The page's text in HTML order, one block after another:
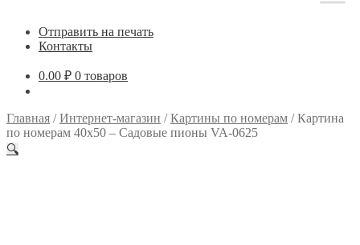
Отправить на печать
Контакты
0.00 ₽ 0 товаров
Главная /Интернет-магазин /Картины по номерам /Картина
по номерам 40х50 – Садовые пионы VA-0625
🔍